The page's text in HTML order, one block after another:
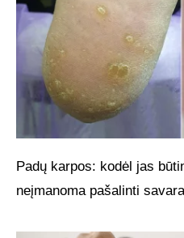
Padų karpos: kodėl jas
neįmanoma pašalinti